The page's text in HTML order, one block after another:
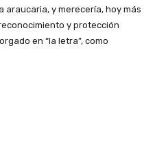
y merecería, hoy más
y protección
en “la letra”, como